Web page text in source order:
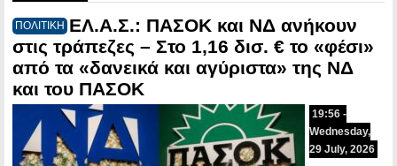
ΠΟΛΙΤΙΚΗ ΕΛ.Α.Σ.: ΠΑΣΟΚ και ΝΔ ανήκουν
στις τράπεζες – Στο 1,16 δισ. € το «φέσι»
από τα «δανεικά και αγύριστα» της ΝΔ
και του ΠΑΣΟΚ
19:56 -
Wednesday,
29 July, 2026